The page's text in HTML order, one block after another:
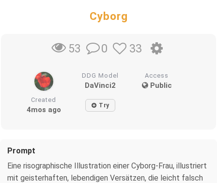
Cyborg
53 0 33
DDG Model
DaVinci2
Access
Public
Created
4mos ago Try
Prompt
Eine risographische Illustration einer Cyborg-Frau, illustriert
mit geisterhaften, lebendigen Versätzen, die leicht falsch